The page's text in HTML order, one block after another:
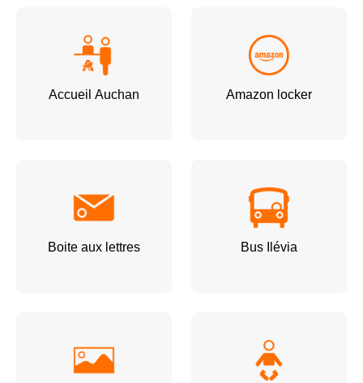
Accueil Auchan Amazon locker
Boite aux lettres Bus Ilévia